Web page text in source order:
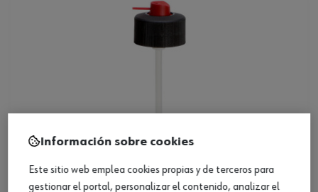
Información sobre cookies
Este sitio web emplea cookies propias y de terceros para
gestionar el portal, personalizar el contenido, analizar el